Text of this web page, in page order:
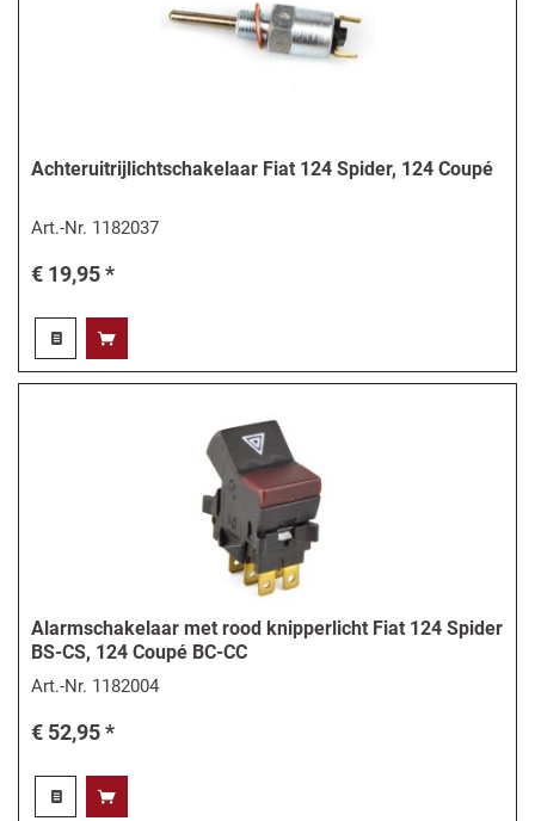
Achteruitrijlichtschakelaar Fiat 124 Spider, 124 Coupé
Art.-Nr. 1182037
€ 19,95 *
Alarmschakelaar met rood knipperlicht Fiat 124 Spider
BS-CS, 124 Coupé BC-CC
Art.-Nr. 1182004
€ 52,95 *